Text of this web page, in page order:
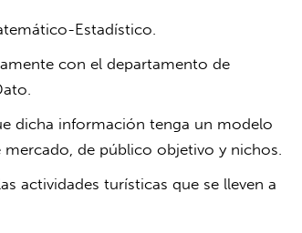
Estadístico.
con el departamento de
dicha información tenga un modelo
de público objetivo y nichos.
actividades turísticas que se lleven a